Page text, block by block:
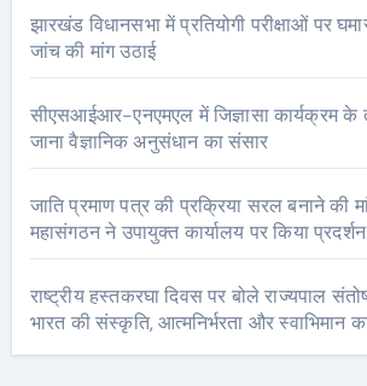
झारखंड विधानसभा में प्रतियोगी परीक्षाओं पर
जांच की मांग उठाई
सीएसआईआर-एनएमएल में जिज्ञासा कार्यक्रम के
जाना वैज्ञानिक अनुसंधान का संसार
जाति प्रमाण पत्र की प्रक्रिया सरल बनाने की
महासंगठन ने उपायुक्त कार्यालय पर किया प्रदर्शन
राष्ट्रीय हस्तकरघा दिवस पर बोले राज्यपाल
भारत की संस्कृति, आत्मनिर्भरता और स्वाभिमान